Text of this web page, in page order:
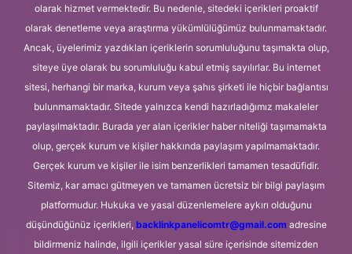
olarak hizmet vermektedir. Bu nedenle, sitedeki içerikleri proaktif
olarak denetleme veya araştırma yükümlülüğümüz bulunmamaktadır.
Ancak, üyelerimiz yazdıkları içeriklerin sorumluluğunu taşımakta olup,
siteye üye olarak bu sorumluluğu kabul etmiş sayılırlar. Bu internet
sitesi, herhangi bir marka, kurum veya şahıs şirketi ile hiçbir bağlantısı
bulunmamaktadır. Sitede yalnızca kendi hazırladığımız makaleler
paylaşılmaktadır. Burada yer alan içerikler haber niteliği taşımamakta
olup, gerçek kurum ve kişiler hakkında paylaşım yapılmamaktadır.
Gerçek kurum ve kişiler ile isim benzerlikleri tamamen tesadüfidir.
Sitemiz, kar amacı gütmeyen ve tamamen ücretsiz bir bilgi paylaşım
platformudur. Hukuka ve yasal düzenlemelere aykırı olduğunu
düşündüğünüz içerikleri, backlinkpanelicomtr@gmail.comadresine
bildirmeniz halinde, ilgili içerikler yasal süre içerisinde sitemizden